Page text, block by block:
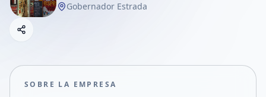
Gobernador Estrada
Compartir empresa
SOBRE LA EMPRESA